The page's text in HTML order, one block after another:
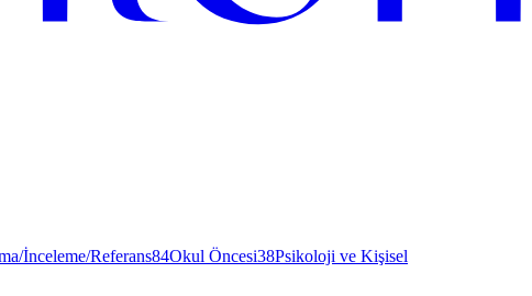
İnceleme/Referans84Okul Öncesi38Psikoloji ve Kişisel